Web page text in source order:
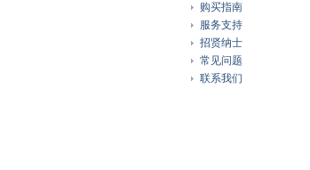
购买指南
服务支持
招贤纳士
常见问题
联系我们